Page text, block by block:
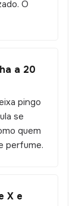
O
a 20
pingo
se
quem
perfume.
X e